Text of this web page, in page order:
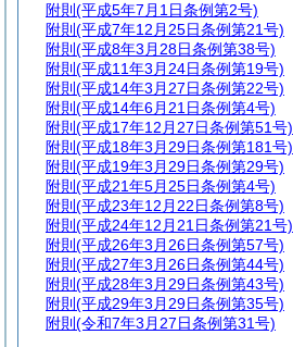
附則 (平成5年7月1日条例第2号)
附則 (平成7年12月25日条例第21号)
附則 (平成8年3月28日条例第38号)
附則 (平成11年3月24日条例第19号)
附則 (平成14年3月27日条例第22号)
附則 (平成14年6月21日条例第4号)
附則 (平成17年12月27日条例第51号)
附則 (平成18年3月29日条例第181号)
附則 (平成19年3月29日条例第29号)
附則 (平成21年5月25日条例第4号)
附則 (平成23年12月22日条例第8号)
附則 (平成24年12月21日条例第21号)
附則 (平成26年3月26日条例第57号)
附則 (平成27年3月26日条例第44号)
附則 (平成28年3月29日条例第43号)
附則 (平成29年3月29日条例第35号)
附則 (令和7年3月27日条例第31号)